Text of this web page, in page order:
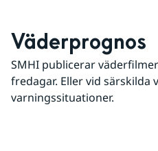
Väderprognos
SMHI publicerar
fredagar. Eller vid särskilda
varningssituationer.